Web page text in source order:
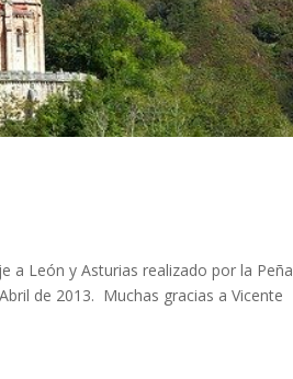
León y Asturias realizado por la Peña
de 2013. Muchas gracias a Vicente